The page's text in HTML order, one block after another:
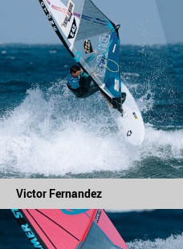
Victor Fernandez